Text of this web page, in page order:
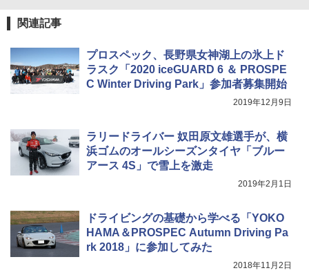
関連記事
プロスペック、長野県女神湖上の氷上ド
ラスク「2020 iceGUARD 6 ＆ PROSPE
C Winter Driving Park」参加者募集開始
2019年12月9日
ラリードライバー 奴田原文雄選手が、横
浜ゴムのオールシーズンタイヤ「ブルー
アース 4S」で雪上を激走
2019年2月1日
ドライビングの基礎から学べる「YOKO
HAMA＆PROSPEC Autumn Driving Pa
rk 2018」に参加してみた
2018年11月2日